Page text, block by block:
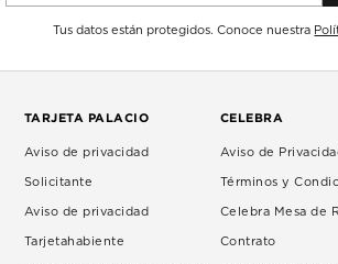
Tus datos están protegidos. Conoce nuestra
TARJETA PALACIO
Aviso de privacidad
Solicitante
Aviso de privacidad
Tarjetahabiente
CELEBRA
Aviso de
Términos y
Celebra Mesa de
Contrato